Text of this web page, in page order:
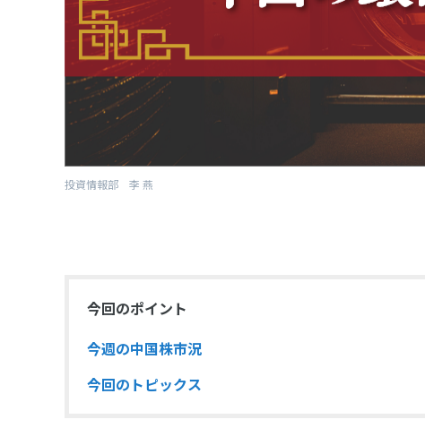
投資情報部 李 燕
今回のポイント
今週の中国株市況
今回のトピックス